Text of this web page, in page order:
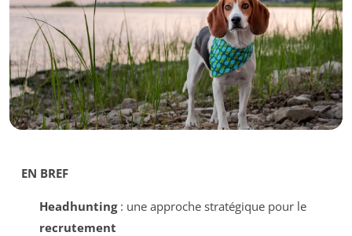
EN BREF
Headhunting: une approche stratégique pour le
recrutement